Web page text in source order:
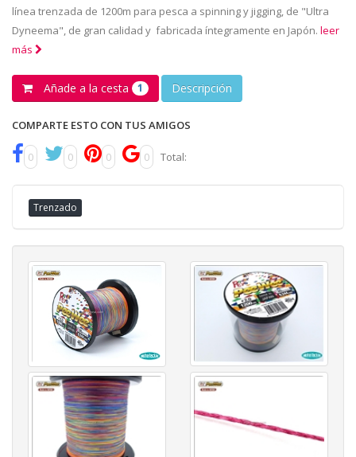
línea trenzada de 1200m para pesca a spinning y jigging, de "Ultra
Dyneema", de gran calidad y fabricada íntegramente en Japón. leer
más
Añade a la cesta 1 Descripción
COMPARTE ESTO CON TUS AMIGOS
0 0 0 0 Total:
Trenzado